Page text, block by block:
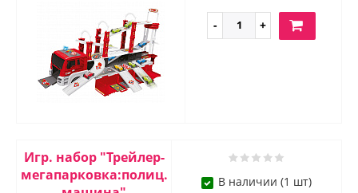
Игр. набор "Трейлер-
мегапарковка:полиц.
В наличии (1 шт)